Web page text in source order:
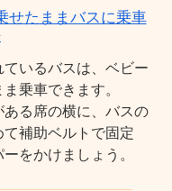
せたままバスに乗車
いるバスは、ベビー
乗車できます。
る席の横に、バスの
補助ベルトで固定
をかけましょう。